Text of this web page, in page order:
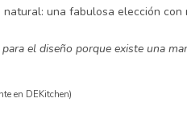
una fabulosa elección con
el diseño porque existe una
en DEKitchen)